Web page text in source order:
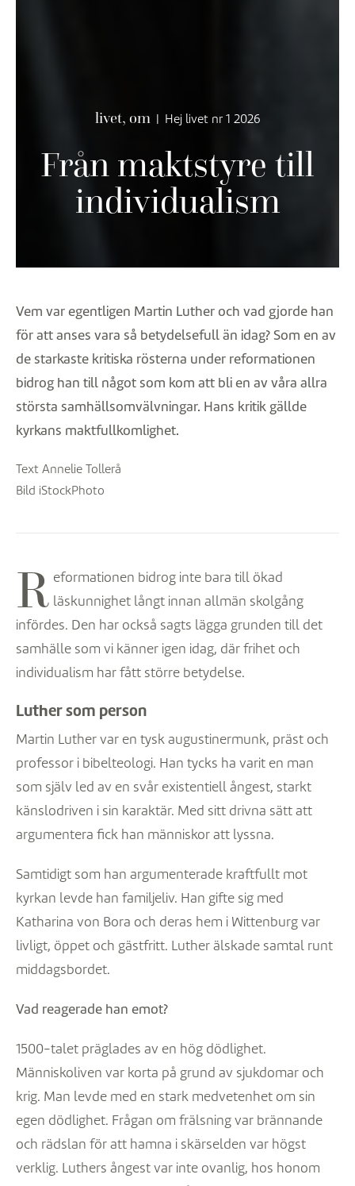
livet, om | Hej livet nr 1 2026
Från maktstyre till
individualism
Vem var egentligen Martin Luther och vad gjorde han
för att anses vara så betydelsefull än idag?Som en av
de starkaste kritiska rösterna under reformationen
bidrog han till något som kom att bli en av våra allra
största samhällsomvälvningar. Hans kritik gällde
kyrkans maktfullkomlighet.
Text Annelie Tollerå
Bild iStockPhoto
R eformationen bidrog inte bara till ökad
läskunnighet långt innan allmän skolgång
infördes. Den har också sagts lägga grunden till det
samhälle som vi känner igen idag, där frihet och
individualism har fått större betydelse.
Luther som person
Martin Luther var en tysk augustinermunk, präst och
professor i bibelteologi. Han tycks ha varit en man
som själv led av en svår existentiell ångest, starkt
känslodriven i sin karaktär. Med sitt drivna sätt att
argumentera fick han människor att lyssna.
Samtidigt som han argumenterade kraftfullt mot
kyrkan levde han familjeliv. Han gifte sig med
Katharina von Bora och deras hem i Wittenburg var
livligt, öppet och gästfritt. Luther älskade samtal runt
middagsbordet.
Vad reagerade han emot?
1500-talet präglades av en hög dödlighet.
Människoliven var korta på grund av sjukdomar och
krig. Man levde med en stark medvetenhet om sin
egen dödlighet. Frågan om frälsning var brännande
och rädslan för att hamna i skärselden var högst
verklig. Luthers ångest var inte ovanlig, hos honom